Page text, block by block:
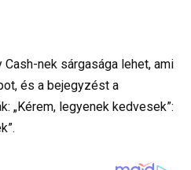
nek sárgasága lehet, ami
és a bejegyzést a
„Kérem, legyenek kedvesek”: